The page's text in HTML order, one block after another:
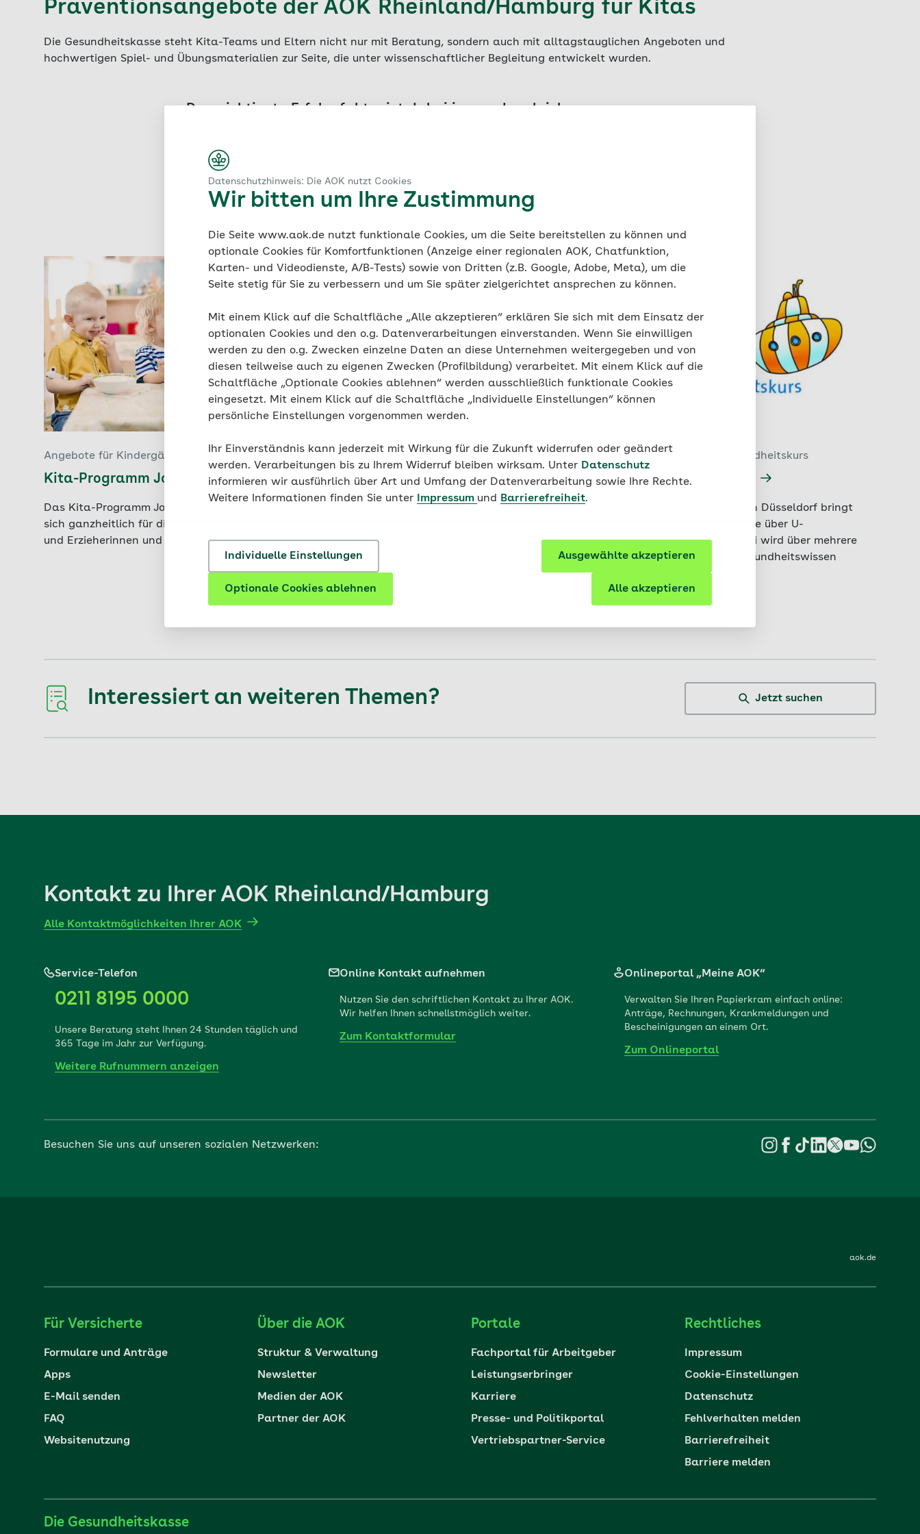
Datenschutzhinweis: Die AOK nutzt Cookies
Wir bitten um Ihre Zustimmung
Die Seite www.aok.de nutzt funktionale Cookies, um die Seite bereitstellen zu können und
optionale Cookies für Komfortfunktionen (Anzeige einer regionalen AOK, Chatfunktion,
Karten- und Videodienste, A/B-Tests) sowie von Dritten (z.B. Google, Adobe, Meta), um die
Seite stetig für Sie zu verbessern und um Sie später zielgerichtet ansprechen zu können.
Mit einem Klick auf die Schaltfläche „Alle akzeptieren“ erklären Sie sich mit dem Einsatz der
optionalen Cookies und den o.g. Datenverarbeitungen einverstanden. Wenn Sie einwilligen
werden zu den o.g. Zwecken einzelne Daten an diese Unternehmen weitergegeben und von
diesen teilweise auch zu eigenen Zwecken (Profilbildung) verarbeitet. Mit einem Klick auf die
Schaltfläche „Optionale Cookies ablehnen“ werden ausschließlich funktionale Cookies
eingesetzt. Mit einem Klick auf die Schaltfläche „Individuelle Einstellungen“ können
persönliche Einstellungen vorgenommen werden.
Ihr Einverständnis kann jederzeit mit Wirkung für die Zukunft widerrufen oder geändert
werden. Verarbeitungen bis zu Ihrem Widerruf bleiben wirksam. Unter Datenschutz
informieren wir ausführlich über Art und Umfang der Datenverarbeitung sowie Ihre Rechte.
Weitere Informationen finden Sie unter
Impressum und Barrierefreiheit.
Individuelle Einstellungen Ausgewählte akzeptieren
Optionale Cookies ablehnen Alle akzeptieren
Präventionsangebote der AOK Rheinland/Hamburg für Kitas
Die Gesundheitskasse steht Kita-Teams und Eltern nicht nur mit Beratung, sondern auch mit alltagstauglichen Angeboten und
hochwertigen Spiel- und Übungsmaterialien zur Seite, die unter wissenschaftlicher Begleitung entwickelt wurden.
Der wichtigste Erfolgsfaktor ist dabei immer der gleiche:
Schulungen, die Materialien zur Umsetzung sowie die Beratung werden komplett von der AOK
Rheinland/Hamburg getragen. Es entstehen keine zusätzlichen Kosten.
Angebote für Kindergärten
Kita-Programm JolinchenKids
Das Kita-Programm JolinchenKids der AOK setzt
sich ganzheitlich für die Gesundheit von Kindern
und Erzieherinnen und Erziehern ein.
Joko, du & ich
Familienzeit in 8 Spielstationen
Wohlbefinden von zwei- bis dreijährigen Kindern
gefördert werden.
Mit dem U-Boot auf Gesundheitskurs
Erlebnisraum U-Boot
Der Erlebnisraum U-Boot in Düsseldorf bringt
Kindern alles Wissenswerte über U-
Untersuchungen bei. Dabei wird über mehrere
Stationen hinweg das Gesundheitswissen
spielerisch gefördert.
Interessiert an weiteren Themen? Jetzt suchen
Kontakt zu Ihrer AOK Rheinland/Hamburg
Alle Kontaktmöglichkeiten Ihrer AOK
Service-Telefon
0211 8195 0000
Unsere Beratung steht Ihnen 24 Stunden täglich und
365 Tage im Jahr zur Verfügung.
Weitere Rufnummern anzeigen
Online Kontakt aufnehmen
Nutzen Sie den schriftlichen Kontakt zu Ihrer AOK.
Wir helfen Ihnen schnellstmöglich weiter.
Zum Kontaktformular
Onlineportal „Meine AOK“
Verwalten Sie Ihren Papierkram einfach online:
Anträge, Rechnungen, Krankmeldungen und
Bescheinigungen an einem Ort.
Zum Onlineportal
Besuchen Sie uns auf unseren sozialen Netzwerken:
aok.de
Für Versicherte
Formulare und Anträge
Apps
E-Mail senden
FAQ
Websitenutzung
Über die AOK
Struktur & Verwaltung
Newsletter
Medien der AOK
Partner der AOK
Portale
Fachportal für Arbeitgeber
Leistungserbringer
Karriere
Presse- und Politikportal
Vertriebspartner-Service
Rechtliches
Impressum
Cookie-Einstellungen
Datenschutz
Fehlverhalten melden
Barrierefreiheit
Barriere melden
Die Gesundheitskasse